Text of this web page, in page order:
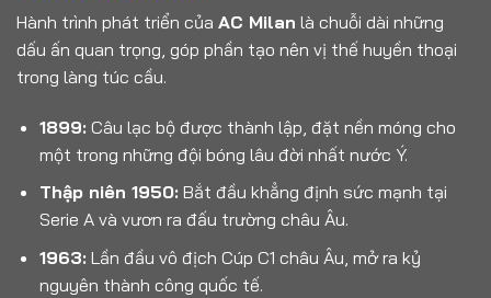
Hành trình phát triển của AC Milan là chuỗi dài những
dấu ấn quan trọng, góp phần tạo nên vị thế huyền thoại
trong làng túc cầu.
1899: Câu lạc bộ được thành lập, đặt nền móng cho
một trong những đội bóng lâu đời nhất nước Ý.
Thập niên 1950: Bắt đầu khẳng định sức mạnh tại
Serie A và vươn ra đấu trường châu Âu.
1963: Lần đầu vô địch Cúp C1 châu Âu, mở ra kỷ
nguyên thành công quốc tế.